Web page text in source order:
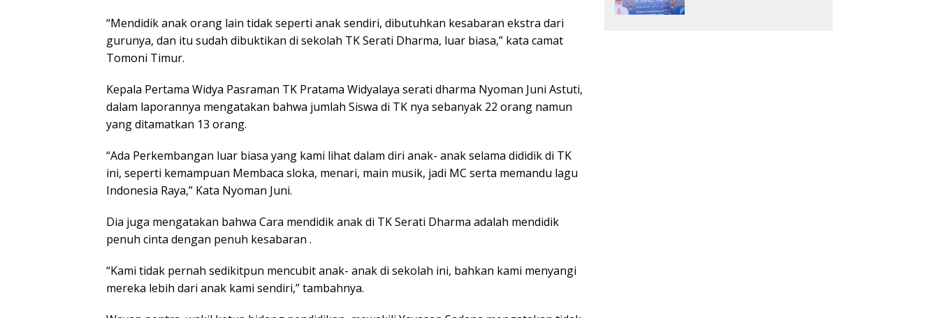
“Mendidik anak orang lain tidak seperti anak sendiri, dibutuhkan kesabaran ekstra dari
gurunya, dan itu sudah dibuktikan di sekolah TK Serati Dharma, luar biasa,” kata camat
Tomoni Timur.
Kepala Pertama Widya Pasraman TK Pratama Widyalaya serati dharma Nyoman Juni Astuti,
dalam laporannya mengatakan bahwa jumlah Siswa di TK nya sebanyak 22 orang namun
yang ditamatkan 13 orang.
“Ada Perkembangan luar biasa yang kami lihat dalam diri anak- anak selama dididik di TK
ini, seperti kemampuan Membaca sloka, menari, main musik, jadi MC serta memandu lagu
Indonesia Raya,” Kata Nyoman Juni.
Dia juga mengatakan bahwa Cara mendidik anak di TK Serati Dharma adalah mendidik
penuh cinta dengan penuh kesabaran .
“Kami tidak pernah sedikitpun mencubit anak- anak di sekolah ini, bahkan kami menyangi
mereka lebih dari anak kami sendiri,” tambahnya.